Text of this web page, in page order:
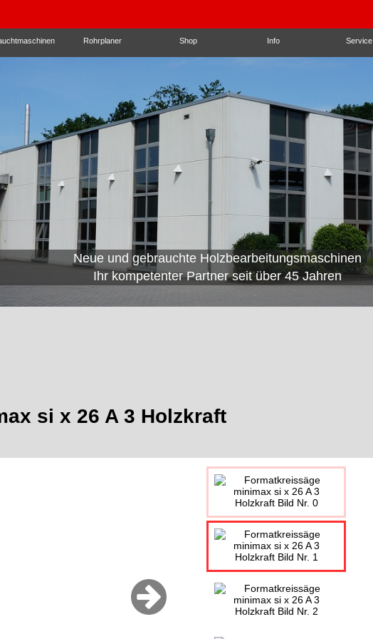
Rohrplaner Shop Info Service
Neue und gebrauchte Holzbearbeitungsmaschinen
Ihr kompetenter Partner seit über 45 Jahren
Wir beraten mit passenden
Automatisierungslösungen!
si x 26 A 3 Holzkraft